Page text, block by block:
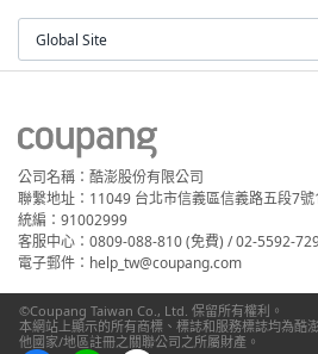
Global Site
公司名稱：酷澎股份有限公司
聯繫地址：11049 台北市信義區信義路五段7號
統編：91002999
客服中心：0809-088-810 (免費) / 02-5592-
電子郵件：help_tw@coupang.com
©Coupang Taiwan Co., Ltd. 保留所有權利。
本網站上顯示的所有商標、標誌和服務標誌均為酷
他國家/地區註冊之關聯公司之所屬財產。